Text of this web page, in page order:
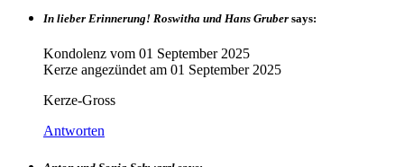
In lieber Erinnerung! Roswitha und Hans Gruber says:
Kondolenz vom 01 September 2025
Kerze angezündet am 01 September 2025
Kerze-Gross
Antworten